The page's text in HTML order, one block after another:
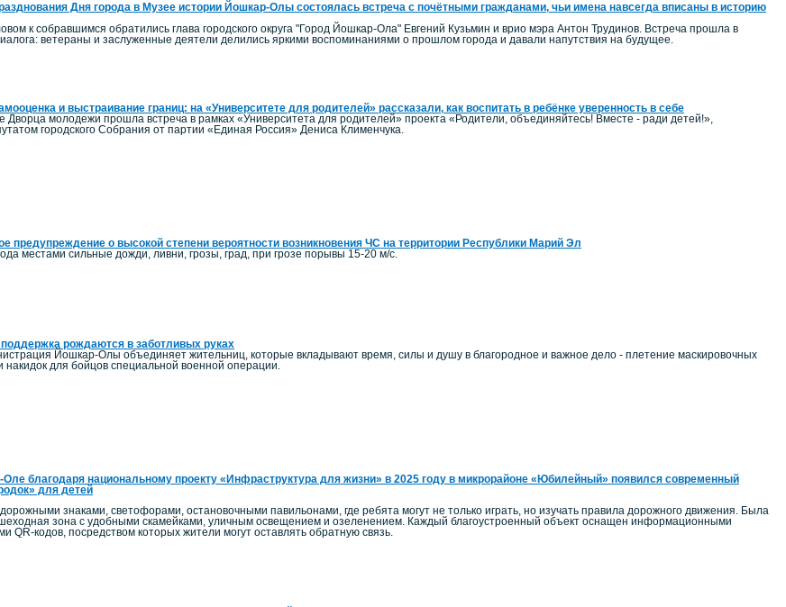
Дня города в Музее истории Йошкар-Олы состоялась встреча с почётными гражданами, чьи имена навсегда вписаны в историю
к собравшимся обратились глава городского округа "Город Йошкар-Ола" Евгений Кузьмин и врио мэра Антон Трудинов. Встреча прошла в
ветераны и заслуженные деятели делились яркими воспоминаниями о прошлом города и давали напутствия на будущее.
и выстраивание границ: на «Университете для родителей» рассказали, как воспитать в ребёнке уверенность в себе
Дворца молодежи прошла встреча в рамках «Университета для родителей» проекта «Родители, объединяйтесь! Вместе - ради детей!»,
городского Собрания от партии «Единая Россия» Дениса Клименчука.
предупреждение о высокой степени вероятности возникновения ЧС на территории Республики Марий Эл
местами сильные дожди, ливни, грозы, град, при грозе порывы 15-20 м/с.
рождаются в заботливых руках
Йошкар-Олы объединяет жительниц, которые вкладывают время, силы и душу в благородное и важное дело - плетение маскировочных
накидок для бойцов специальной военной операции.
благодаря национальному проекту «Инфраструктура для жизни» в 2025 году в микрорайоне «Юбилейный» появился современный
для детей
знаками, светофорами, остановочными павильонами, где ребята могут не только играть, но изучать правила дорожного движения. Была
зона с удобными скамейками, уличным освещением и озеленением. Каждый благоустроенный объект оснащен информационными
QR-кодов, посредством которых жители могут оставлять обратную связь.